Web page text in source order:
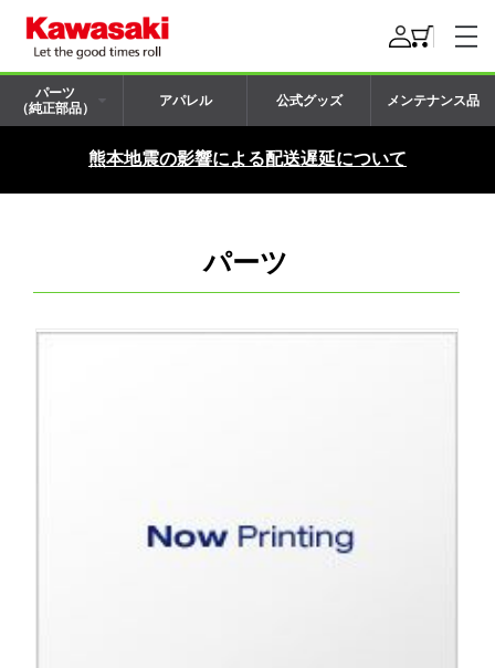
パーツ
（純正部品）
アパレル 公式グッズ メンテナンス品
熊本地震の影響による配送遅延について
パーツ